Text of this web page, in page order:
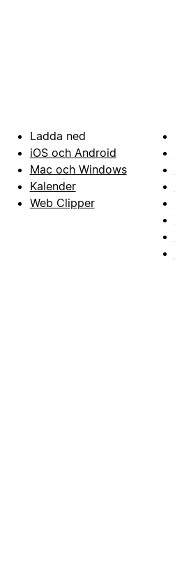
Ladda ned
iOS och Android
Mac och Windows
Kalender
Web Clipper